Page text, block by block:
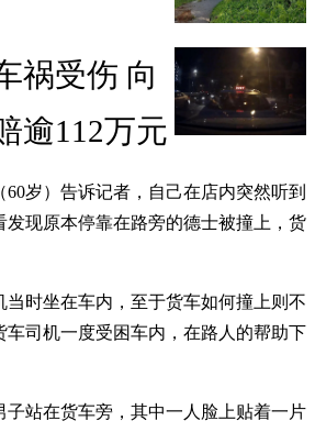
祸受伤 向
逾112万元
岁）告诉记者，自己在店内突然听到
发现原本停靠在路旁的德士被撞上，货
当时坐在车内，至于货车如何撞上则不
车司机一度受困车内，在路人的帮助下
子站在货车旁，其中一人脸上贴着一片